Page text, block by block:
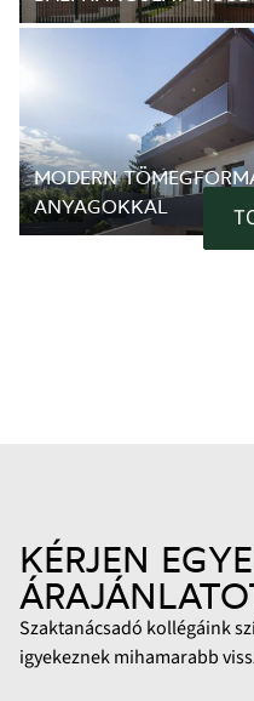
MODERN
ANYAGOKKAL
KÉRJEN
Szaktanácsadó kollégáink
igyekeznek mihamarabb